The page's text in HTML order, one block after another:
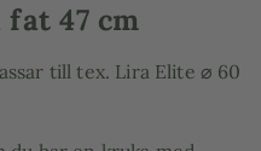
47 cm
till tex. Lira Elite ⌀ 60